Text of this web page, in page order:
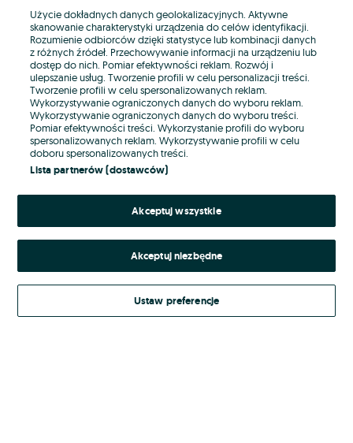
E-mail
Hasło
Nie pamiętasz hasła?
Zaloguj się
Kontynuując za pośrednictwem jednego z dostawców wskazanych powyżej,
Regulamin serwisuOLX.pl w jego aktualnym brzmieniu.
Użycie dokładnych danych geolokalizacyjnych. Aktywne
skanowanie charakterystyki urządzenia do celów identyfikacji.
Rozumienie odbiorców dzięki statystyce lub kombinacji danych
z różnych źródeł. Przechowywanie informacji na urządzeniu lub
dostęp do nich. Pomiar efektywności reklam. Rozwój i
ulepszanie usług. Tworzenie profili w celu personalizacji treści.
Tworzenie profili w celu spersonalizowanych reklam.
Wykorzystywanie ograniczonych danych do wyboru reklam.
Wykorzystywanie ograniczonych danych do wyboru treści.
Pomiar efektywności treści. Wykorzystanie profili do wyboru
spersonalizowanych reklam. Wykorzystywanie profili w celu
doboru spersonalizowanych treści.
Lista partnerów (dostawców)
Akceptuj wszystkie
Akceptuj niezbędne
Ustaw preferencje